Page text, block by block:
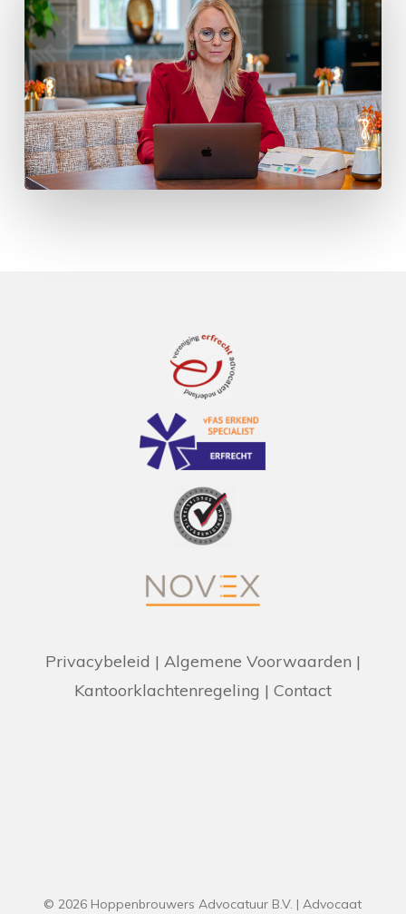
Privacybeleid | Algemene Voorwaarden |
Kantoorklachtenregeling | Contact
© 2026 Hoppenbrouwers Advocatuur B.V. | Advocaat